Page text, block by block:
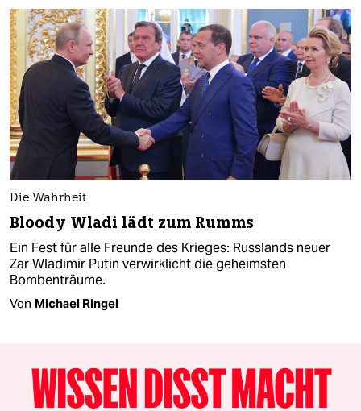
Die Wahrheit
Bloody Wladi lädt zum Rumms
Ein Fest für alle Freunde des Krieges: Russlands neuer
Zar Wladimir Putin verwirklicht die geheimsten
Bombenträume.
Von Michael Ringel